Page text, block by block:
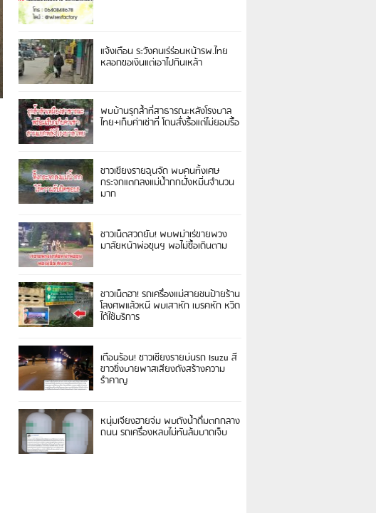
แจ้งเตือน ระวังคนเร่ร่อนหน้ารพ.ไทย
หลอกขอเงินแต่เอาไปกินเหล้า
พบบ้านรุกล้ำที่สาธารณะหลังโรงบาล
ไทย+เก็บค่าเช่าที่ โดนสั่งรื้อแต่ไม่ยอมรื้อ
ชาวเชียงรายฉุนจัด พบคนทิ้งเศษ
กระจกแตกลงแม่น้ำกกฝั่งหมิ่นจำนวน
มาก
ชาวเน็ตสวดยับ! พบพม่าเร่ขายพวง
มาลัยหน้าพ่อขุนฯ พอไม่ซื้อเดินตาม
ชาวเน็ตฮา! รถเครื่องแม่สายชนป้ายร้าน
โลงศพแล้วหนี พบเสาหัก เบรคหัก หวิด
ได้ใช้บริการ
เดือนร้อน! ชาวเชียงรายบ่นรถ Isuzu สี
ขาวซิ่งบายพาสเสียงดังสร้างความ
รำคาญ
หนุ่มเจียงฮายจ่ม พบถังน้ำดื่มตกกลาง
ถนน รถเครื่องหลบไม่ทันล้มบาดเจ็บ